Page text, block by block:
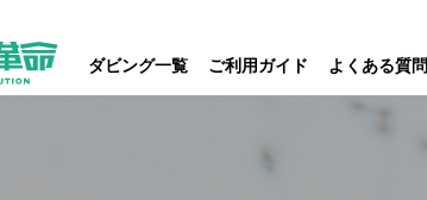
ダビング一覧 ご利用ガイド よくある質問